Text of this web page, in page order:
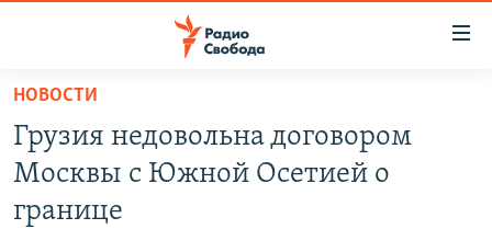
упрощенного
доступа
Вернуться
основному
ПОДКАСТЫ
НОВОСТИ
Грузия недовольна договором
Москвы с Южной Осетией о
границе